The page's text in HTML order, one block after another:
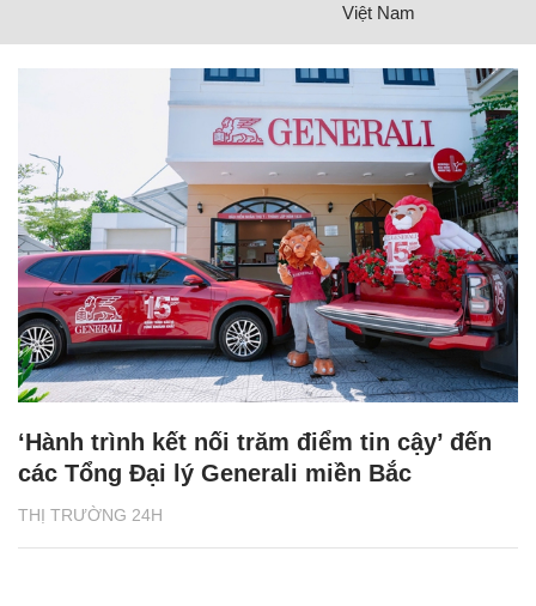
Việt Nam
THỊ TRƯỜNG 24H
‘Hành trình kết nối trăm điểm tin cậy’ đến
các Tổng Đại lý Generali miền Bắc